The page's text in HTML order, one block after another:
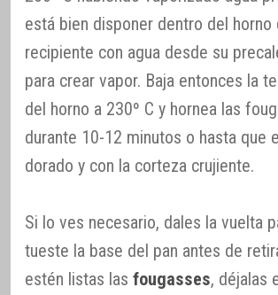
está bien disponer dentro del horno
recipiente con agua desde su
para crear vapor. Baja entonces la
del horno a 230º C y hornea las
durante 10-12 minutos o hasta que
dorado y con la corteza crujiente.
Si lo ves necesario, dales la vuelta
tueste la base del pan antes de
estén listas las fougasses, déjalas